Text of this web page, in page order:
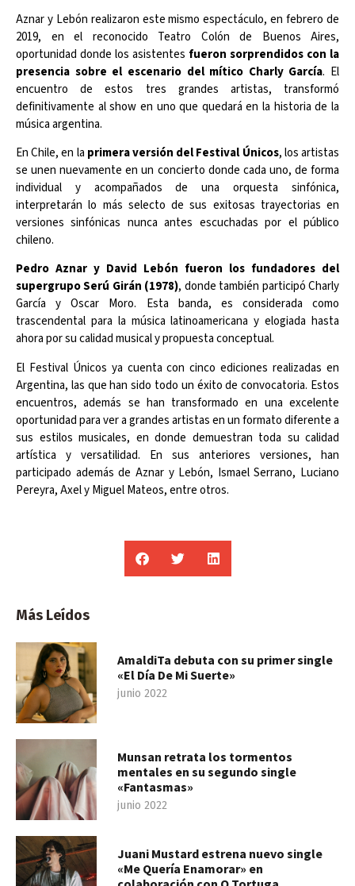
Aznar y Lebón realizaron este mismo espectáculo, en febrero de
2019, en el reconocido Teatro Colón de Buenos Aires,
oportunidad donde los asistentes fueron sorprendidos con la
presencia sobre el escenario del mítico Charly García. El
encuentro de estos tres grandes artistas, transformó
definitivamente al show en uno que quedará en la historia de la
música argentina.
En Chile, en la primera versión del Festival Únicos, los artistas
se unen nuevamente en un concierto donde cada uno, de forma
individual y acompañados de una orquesta sinfónica,
interpretarán lo más selecto de sus exitosas trayectorias en
versiones sinfónicas nunca antes escuchadas por el público
chileno.
Pedro Aznar y David Lebón fueron los fundadores del
supergrupo Serú Girán (1978), donde también participó Charly
García y Oscar Moro. Esta banda, es considerada como
trascendental para la música latinoamericana y elogiada hasta
ahora por su calidad musical y propuesta conceptual.
El Festival Únicos ya cuenta con cinco ediciones realizadas en
Argentina, las que han sido todo un éxito de convocatoria. Estos
encuentros, además se han transformado en una excelente
oportunidad para ver a grandes artistas en un formato diferente a
sus estilos musicales, en donde demuestran toda su calidad
artística y versatilidad. En sus anteriores versiones, han
participado además de Aznar y Lebón, Ismael Serrano, Luciano
Pereyra, Axel y Miguel Mateos, entre otros.
Más Leídos
AmaldiTa debuta con su primer single
«El Día De Mi Suerte»
junio 2022
Munsan retrata los tormentos
mentales en su segundo single
«Fantasmas»
junio 2022
Juani Mustard estrena nuevo single
«Me Quería Enamorar» en